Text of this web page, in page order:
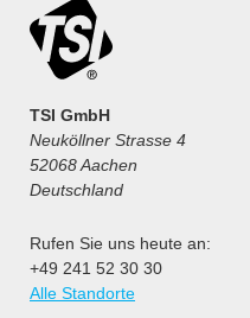
TSI GmbH
Neuköllner Strasse 4
52068 Aachen
Deutschland
Rufen Sie uns heute an:
+49 241 52 30 30
Alle Standorte